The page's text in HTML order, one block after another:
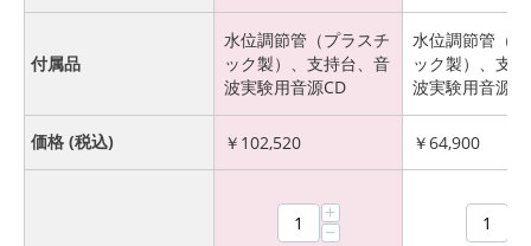
付属品
水位調節管（プラスチ
ック製）、支持台、音
波実験用音源CD
水位調節管（
ック製）、支
波実験用音源
価格 (税込) ￥ 102,520 ￥64,900
+
−